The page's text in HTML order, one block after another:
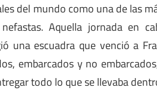
del mundo como una de las
Aquella jornada en
una escuadra que venció a
embarcados y no
todo lo que se llevaba